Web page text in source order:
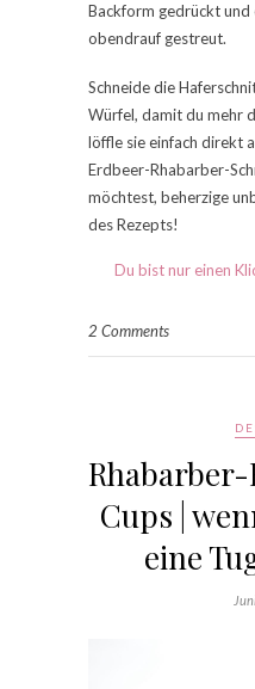
Backform gedrückt und
obendrauf gestreut.
Schneide die
Würfel, damit du mehr
löffle sie einfach direkt
Erdbeer-Rhabarber-
möchtest, beherzige
des Rezepts!
Du bist nur einen
2 Comments
Cups |
eine